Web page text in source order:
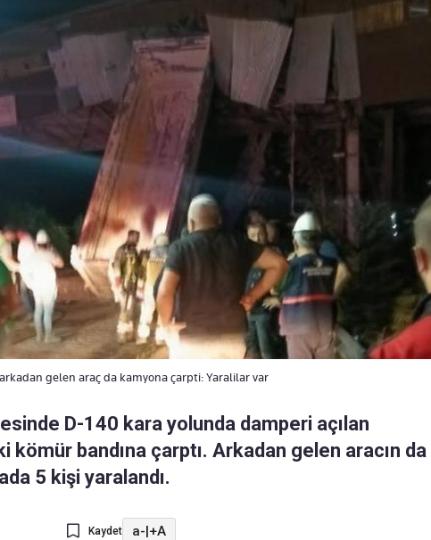
gelen araç da kamyona çarpti: Yaralilar var
D-140 kara yolunda damperi açılan
kömür bandına çarptı. Arkadan gelen aracın da
5 kişi yaralandı.
Kaydet a-|+A